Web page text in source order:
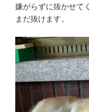
嫌がらずに抜かせて
まだ抜けます。